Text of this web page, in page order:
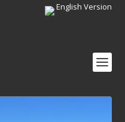
English Version